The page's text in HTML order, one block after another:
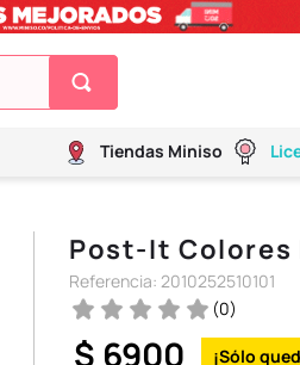
Tiendas Miniso
Post-It Colores
Referencia: 2010252510101
(0)
$ 6900